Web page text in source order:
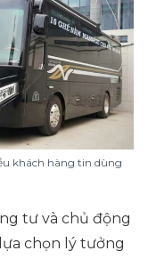
khách hàng tin dùng
tư và chủ động
lựa chọn lý tưởng